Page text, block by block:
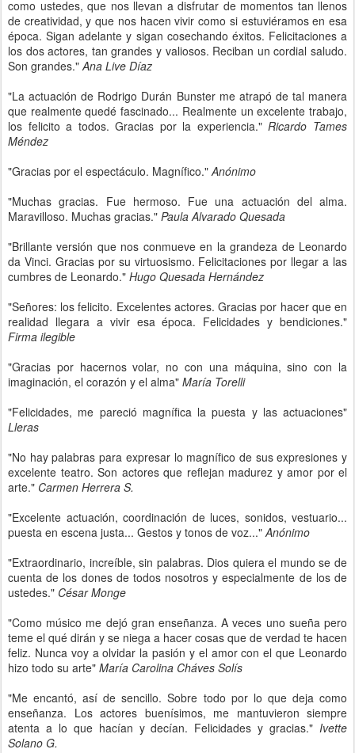
como ustedes, que nos llevan a disfrutar de momentos tan llenos
de creatividad, y que nos hacen vivir como si estuviéramos en esa
época. Sigan adelante y sigan cosechando éxitos. Felicitaciones a
los dos actores, tan grandes y valiosos. Reciban un cordial saludo.
Son grandes."Ana Live Díaz
"La actuación de Rodrigo Durán Bunster me atrapó de tal manera
que realmente quedé fascinado... Realmente un excelente trabajo,
los felicito a todos. Gracias por la experiencia."Ricardo Tames
Méndez
"Gracias por el espectáculo. Magnífico."Anónimo
"Muchas gracias. Fue hermoso. Fue una actuación del alma.
Maravilloso. Muchas gracias." Paula Alvarado Quesada
"Brillante versión que nos conmueve en la grandeza de Leonardo
da Vinci. Gracias por su virtuosismo. Felicitaciones por llegar a las
cumbres de Leonardo." Hugo Quesada Hernández
"Señores: los felicito. Excelentes actores. Gracias por hacer que en
realidad llegara a vivir esa época. Felicidades y bendiciones."
Firma ilegible
"Gracias por hacernos volar, no con una máquina, sino con la
imaginación, el corazón y el alma" María Torelli
"Felicidades, me pareció magnífica la puesta y las actuaciones"
Lleras
"No hay palabras para expresar lo magnífico de sus expresiones y
excelente teatro. Son actores que reflejan madurez y amor por el
arte." Carmen Herrera S.
"Excelente actuación, coordinación de luces, sonidos, vestuario...
puesta en escena justa... Gestos y tonos de voz..."Anónimo
"Extraordinario, increíble, sin palabras. Dios quiera el mundo se de
cuenta de los dones de todos nosotros y especialmente de los de
ustedes." César Monge
"Como músico me dejó gran enseñanza. A veces uno sueña pero
teme el qué dirán y se niega a hacer cosas que de verdad te hacen
feliz. Nunca voy a olvidar la pasión y el amor con el que Leonardo
hizo todo su arte" María Carolina Cháves Solís
"Me encantó, así de sencillo. Sobre todo por lo que deja como
enseñanza. Los actores buenísimos, me mantuvieron siempre
atenta a lo que hacían y decían. Felicidades y gracias." Ivette
Solano G.